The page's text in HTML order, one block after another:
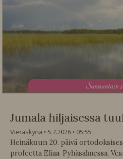
Sunnuntain
Jumala hiljaisessa
Vieraskynä 5.7.2026
05:55
Heinäkuun 20. päivä
profeetta Eliaa. Pyhäsalmessa,